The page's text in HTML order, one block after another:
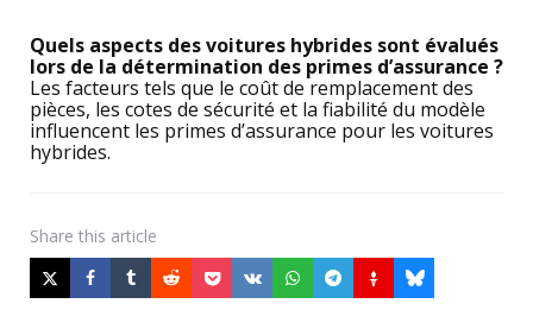
Quels aspects des voitures hybrides sont évalués
lors de la détermination des primes d’assurance ?
Les facteurs tels que le coût de remplacement des
pièces, les cotes de sécurité et la fiabilité du modèle
influencent les primes d’assurance pour les voitures
hybrides.
Share this article